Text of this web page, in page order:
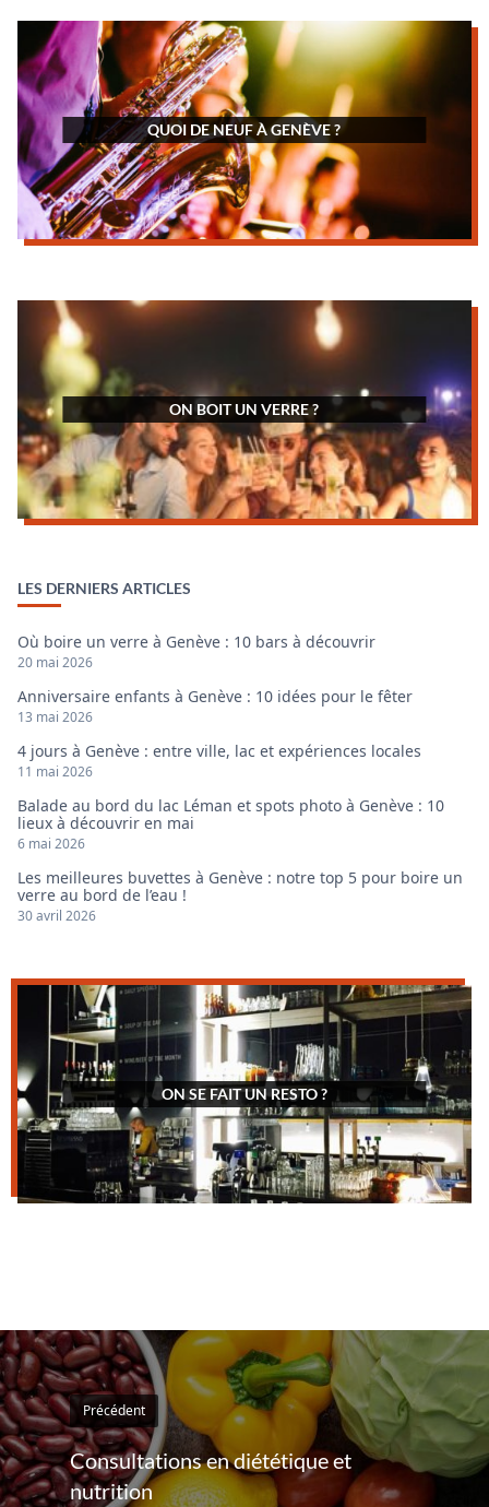
QUOI DE NEUF À GENÈVE ?
ON BOIT UN VERRE ?
LES DERNIERS ARTICLES
Où boire un verre à Genève : 10 bars à découvrir
20 mai 2026
Anniversaire enfants à Genève : 10 idées pour le fêter
13 mai 2026
4 jours à Genève : entre ville, lac et expériences locales
11 mai 2026
Balade au bord du lac Léman et spots photo à Genève : 10
lieux à découvrir en mai
6 mai 2026
Les meilleures buvettes à Genève : notre top 5 pour boire un
verre au bord de l’eau !
30 avril 2026
ON SE FAIT UN RESTO ?
Précédent
Consultations en diététique et
nutrition